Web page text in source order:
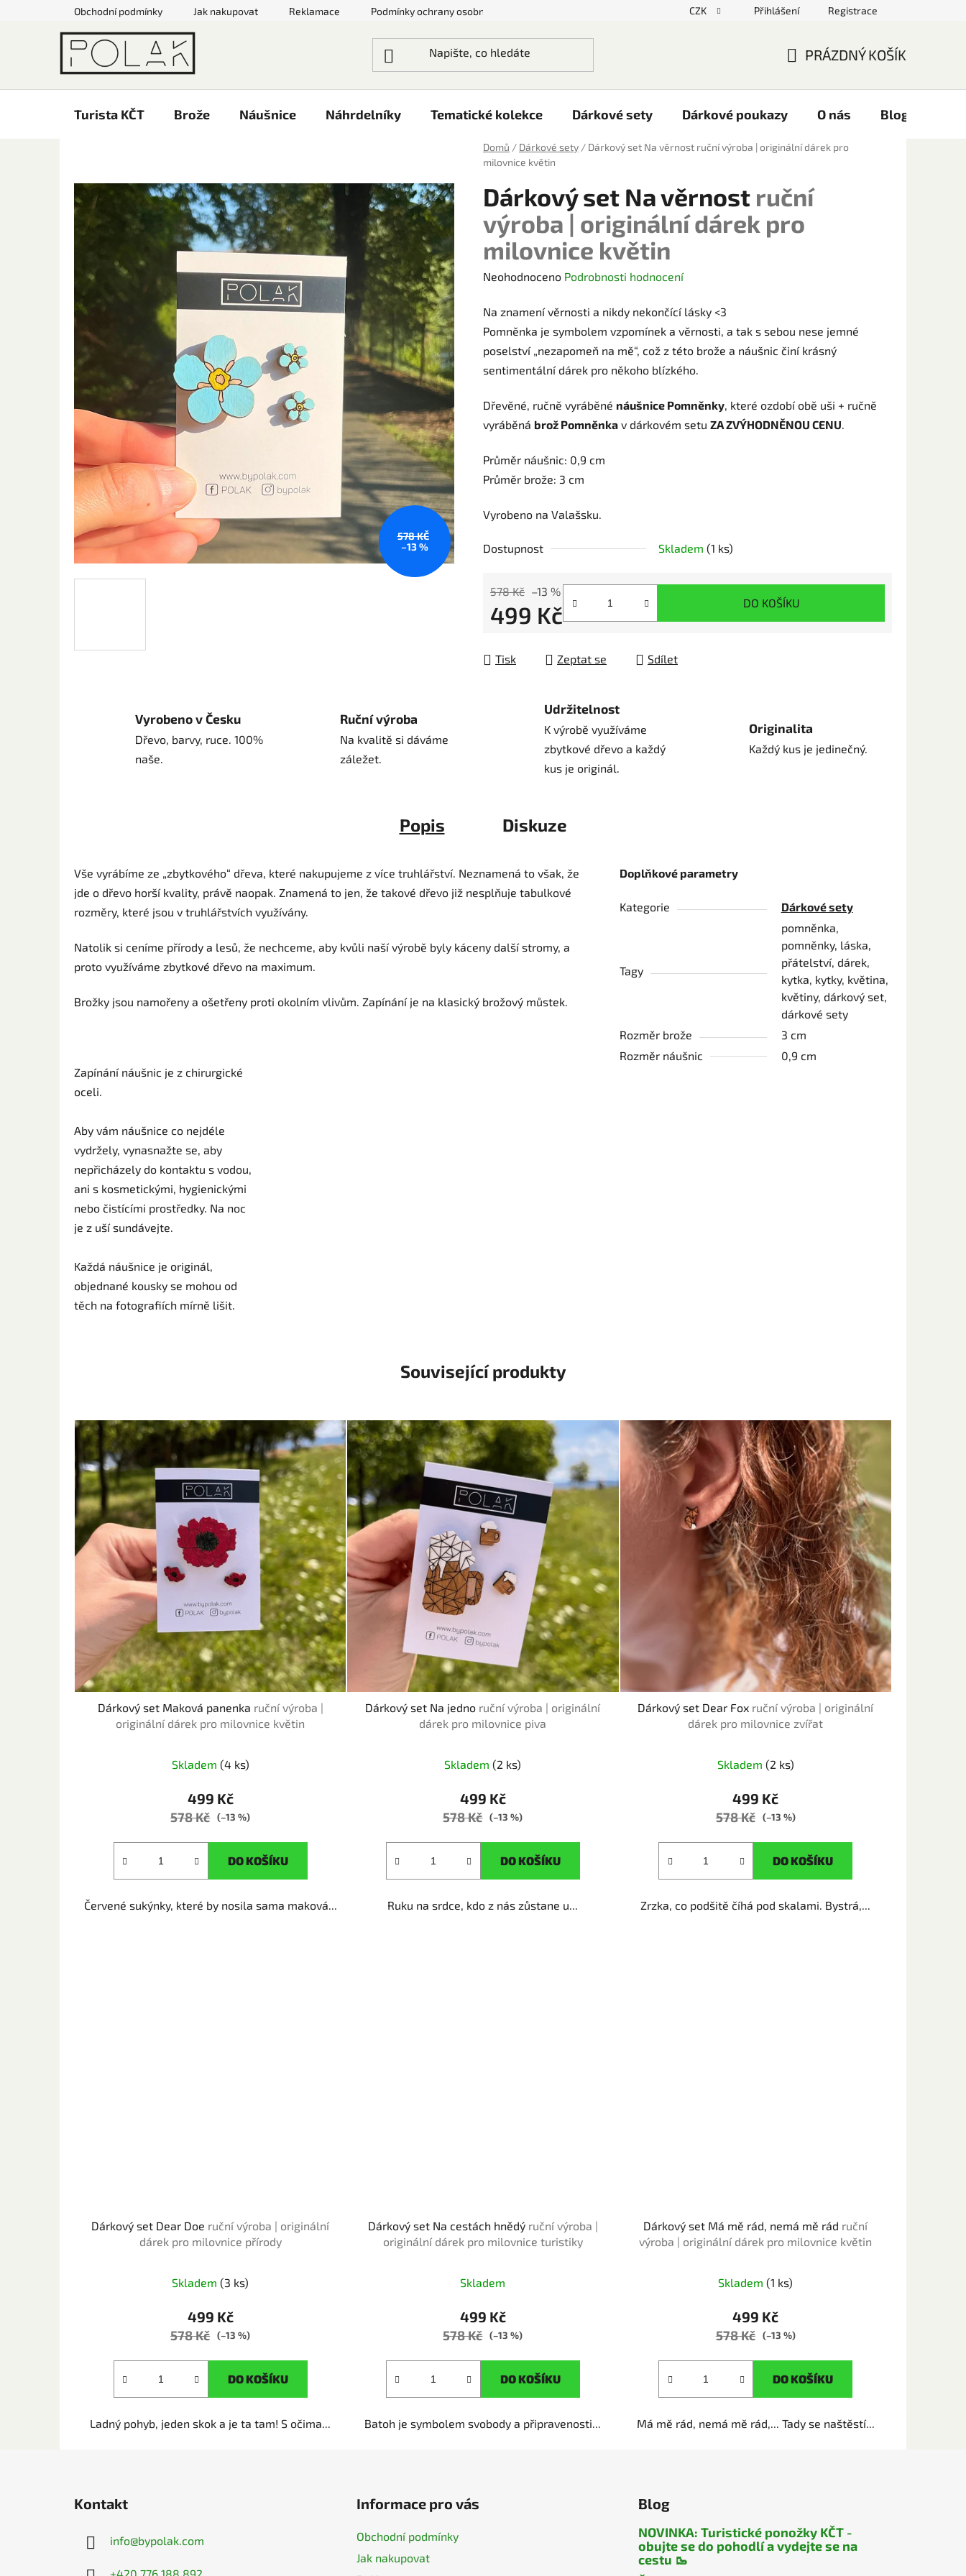
Obchodní podmínky Jak nakupovat Reklamace Podmínky ochrany osobních údajů CZK Přihlášení Registrace
KOŠÍK
PRÁZDNÝ KOŠÍK
Turista KČT Brože Náušnice Náhrdelníky Tematické kolekce Dárkové sety Dárkové poukazy O nás Blog
Domů / Dárkové sety / Dárkový set Na věrnost ruční výroba | originální dárek pro
milovnice květin
Dárkový set Na věrnost ruční
výroba | originální dárek pro
milovnice květin
Průměrné
produktu
je
0,0
z
hvězdiček.
Neohodnoceno Podrobnosti hodnocení
Na znamení věrnosti a nikdy nekončící lásky <3
Pomněnka je symbolem vzpomínek a věrnosti, a tak s sebou nese jemné
poselství „nezapomeň na mě“, což z této brože a náušnic činí krásný
sentimentální dárek pro někoho blízkého.
Dřevěné, ručně vyráběné náušnice Pomněnky, které ozdobí obě uši + ručně
vyráběná brož Pomněnka v dárkovém setu ZA ZVÝHODNĚNOU CENU.
Průměr náušnic: 0,9 cm
Průměr brože: 3 cm
Vyrobeno na Valašsku.
Dostupnost Skladem (1 ks)
578 Kč –13 %
499 Kč DO KOŠÍKU
Tisk Zeptat se Sdílet
578 KČ
–13 %
Vyrobeno v Česku
Dřevo, barvy, ruce. 100%
naše.
Ruční výroba
Na kvalitě si dáváme
záležet.
Udržitelnost
K výrobě využíváme
zbytkové dřevo a každý
kus je originál.
Originalita
Každý kus je jedinečný.
Popis Diskuze
Vše vyrábíme ze „zbytkového“ dřeva, které nakupujeme z více truhlářství. Neznamená to však, že
jde o dřevo horší kvality, právě naopak. Znamená to jen, že takové dřevo již nesplňuje tabulkové
rozměry, které jsou v truhlářstvích využívány.
Natolik si ceníme přírody a lesů, že nechceme, aby kvůli naší výrobě byly káceny další stromy, a
proto využíváme zbytkové dřevo na maximum.
Brožky jsou namořeny a ošetřeny proti okolním vlivům. Zapínání je na klasický brožový můstek.
Zapínání náušnic je z chirurgické
oceli.
Aby vám náušnice co nejdéle
vydržely, vynasnažte se, aby
nepřicházely do kontaktu s vodou,
ani s kosmetickými, hygienickými
nebo čistícími prostředky. Na noc
je z uší sundávejte.
Každá náušnice je originál,
objednané kousky se mohou od
těch na fotografiích mírně lišit.
Doplňkové parametry
Kategorie Dárkové sety
Tagy
pomněnka,
pomněnky, láska,
přátelství, dárek,
kytka, kytky, květina,
květiny, dárkový set,
dárkové sety
Rozměr brože
3 cm
Rozměr náušnic
0,9 cm
Související produkty
Dárkový set Maková panenka ruční výroba |
originální dárek pro milovnice květin
Skladem (4 ks)
499 Kč
578 Kč (–13 %)
DO KOŠÍKU
Červené sukýnky, které by nosila sama maková...
Dárkový set Na jedno ruční výroba | originální
dárek pro milovnice piva
Skladem(2 ks)
499 Kč
578 Kč (–13 %)
DO KOŠÍKU
Ruku na srdce, kdo z nás zůstane u...
Dárkový set Dear Fox ruční výroba | originální
dárek pro milovnice zvířat
Skladem (2 ks)
499 Kč
578 Kč (–13 %)
DO KOŠÍKU
Zrzka, co podšitě číhá pod skalami. Bystrá,...
Dárkový set Dear Doe ruční výroba | originální
dárek pro milovnice přírody
Skladem(3 ks)
499 Kč
578 Kč (–13 %)
DO KOŠÍKU
Ladný pohyb, jeden skok a je ta tam! S očima...
Dárkový set Na cestách hnědý ruční výroba |
originální dárek pro milovnice turistiky
Skladem
499 Kč
578 Kč (–13 %)
DO KOŠÍKU
Batoh je symbolem svobody a připravenosti...
Dárkový set Má mě rád, nemá mě rád ruční
výroba | originální dárek pro milovnice květin
Skladem(1 ks)
499 Kč
578 Kč (–13 %)
DO KOŠÍKU
Má mě rád, nemá mě rád,... Tady se naštěstí...
Kontakt
info@bypolak.com
Informace pro vás
Obchodní podmínky
Jak nakupovat
Blog
NOVINKA: Turistické ponožky KČT -
obujte se do pohodlí a vydejte se na
cestu 🥾